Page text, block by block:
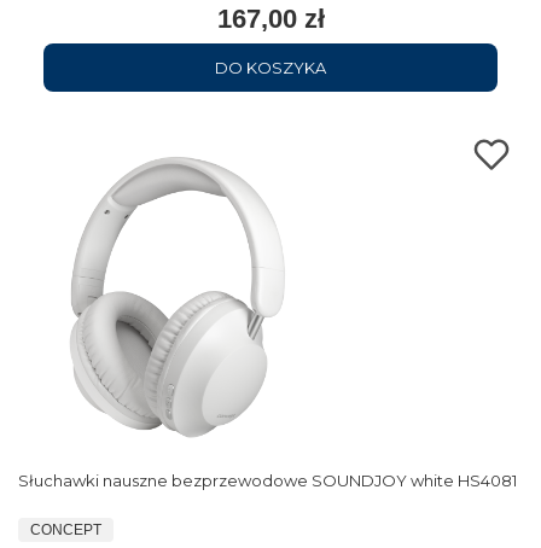
167,00 zł
DO KOSZYKA
Słuchawki nauszne bezprzewodowe SOUNDJOY white HS4081
CONCEPT